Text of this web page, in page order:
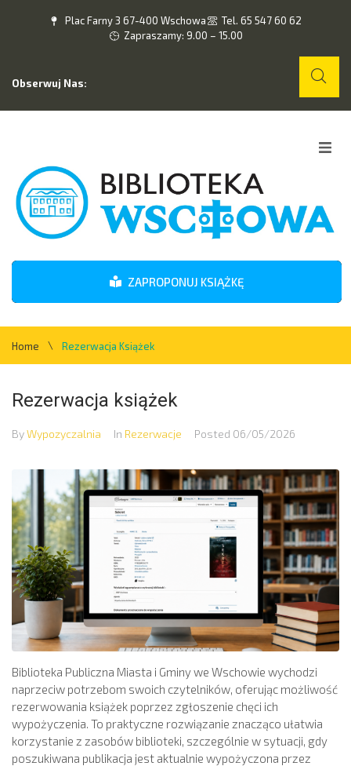
Plac Farny 3 67-400 Wschowa
Tel. 65 547 60 62
Zapraszamy: 9.00 – 15.00
Obserwuj Nas:
O nas
Wydarzenia
Kontakt
ZAPROPONUJ KSIĄŻKĘ
Home \ Rezerwacja Książek
Rezerwacja książek
ByWypozyczalnia In Rezerwacje Posted 06/05/2026
Biblioteka Publiczna Miasta i Gminy we Wschowie wychodzi
naprzeciw potrzebom swoich czytelników, oferując możliwość
rezerwowania książek poprzez zgłoszenie chęci ich
wypożyczenia. To praktyczne rozwiązanie znacząco ułatwia
korzystanie z zasobów biblioteki, szczególnie w sytuacji, gdy
poszukiwana publikacja jest aktualnie wypożyczona przez